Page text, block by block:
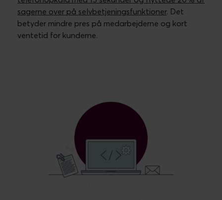
Alt for mange virksomheder ser kundeservice som
en reaktiv funktion. Det vil sige, at virksomheden
først tager affære,efter kunden har fået
problemer.67% af kunderne nævner dårlig service
vende kundeservice fra reaktiv til proaktiv
servicefunktion, som hjælper kunden til en endnu
bedre kundeoplevelse. Disse virksomheder får først
og fremmest gladere og mere tilfredse kunder, men
i forretningstermer stiger også konverteringsraten,
kurvstørrelsen øges, og
cost to serve
Der er med andre ord rigtig meget profit at hente,